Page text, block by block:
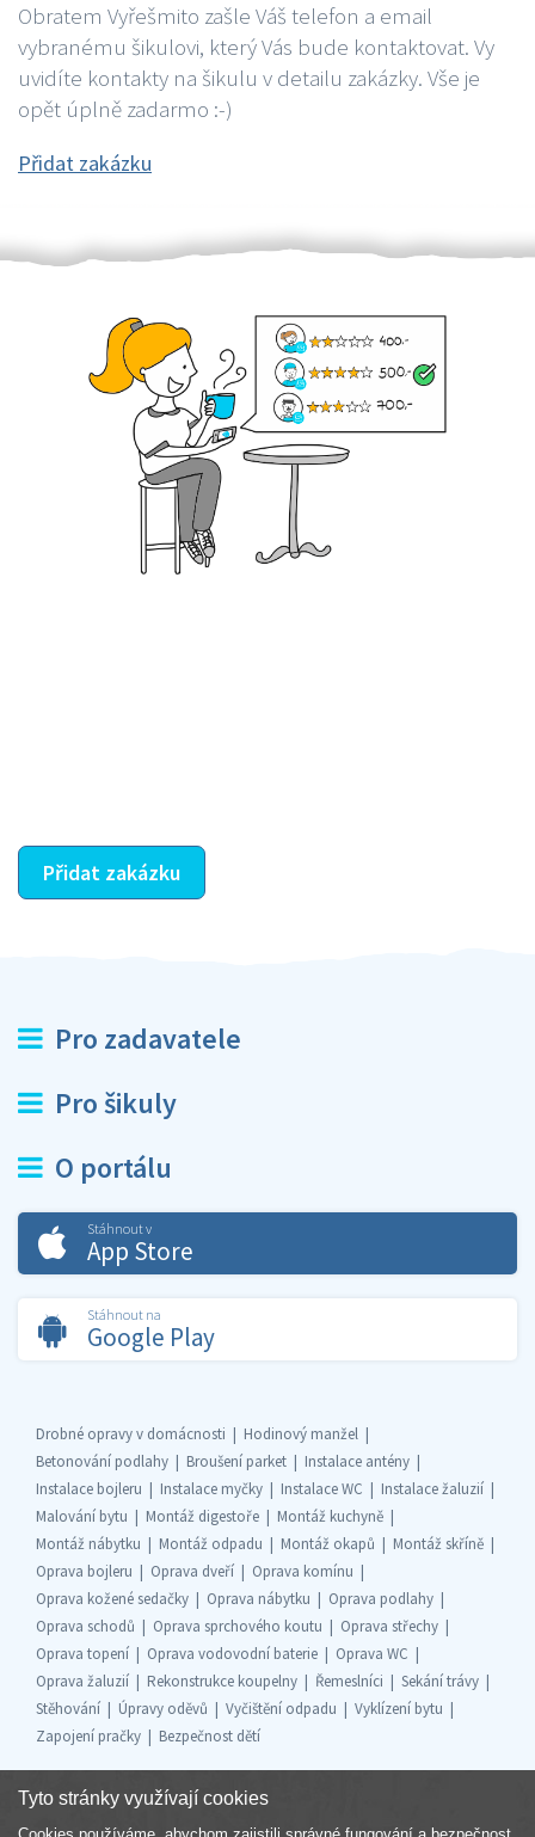
Obratem Vyřešmito zašle Váš telefon a email
vybranému šikulovi, který Vás bude kontaktovat. Vy
uvidíte kontakty na šikulu v detailu zakázky. Vše je
opět úplně zadarmo :-)
Přidat zakázku
Přidat zakázku
Pro zadavatele
Pro šikuly
O portálu
Stáhnout v
App Store
Stáhnout na
Google Play
Drobné opravy v domácnosti
Hodinový manžel
Betonování podlahy
Broušení parket
Instalace antény
Instalace bojleru
Instalace myčky Instalace WC
Instalace žaluzií
Malování bytu
Montáž digestoře
Montáž kuchyně
Montáž nábytku
Montáž odpadu Montáž okapů
Montáž skříně
Oprava bojleru
Oprava dveří
Oprava komínu
Oprava kožené sedačky
Oprava nábytku
Oprava podlahy
Oprava schodů
Oprava sprchového koutu
Oprava střechy
Oprava topení
Oprava vodovodní baterie
Oprava WC
Oprava žaluzií
Rekonstrukce koupelny Řemeslníci
Sekání trávy
Stěhování
Úpravy oděvů Vyčištění odpadu
Vyklízení bytu
Zapojení pračky
Bezpečnost dětí
Tyto stránky využívají cookies